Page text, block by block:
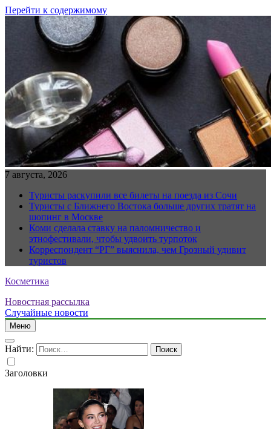
Перейти к содержимому
7 августа, 2026
Туристы раскупили все билеты на поезда из Сочи
Туристы с Ближнего Востока больше других тратят на
шопинг в Москве
Коми сделала ставку на паломничество и
этнофестивали, чтобы удвоить турпоток
Корреспондент “РГ” выяснила, чем Грозный удивит
туристов
Косметика
Новостная рассылка
Случайные новости
Меню
Найти:
Заголовки